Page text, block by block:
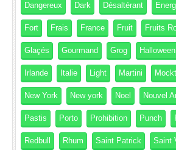
Dangereux Dark Désaltérant
Fort Frais France Fruit Fruits
Glaçés Gourmand Grog Halloween
Irlande Italie Light Martini
New York New york Noel Nouvel
Pastis Porto Prohibition Punch
Redbull Rhum Saint Patrick Saint